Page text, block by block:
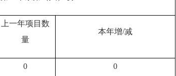
上一年项目数
量
本年增/减
0 0